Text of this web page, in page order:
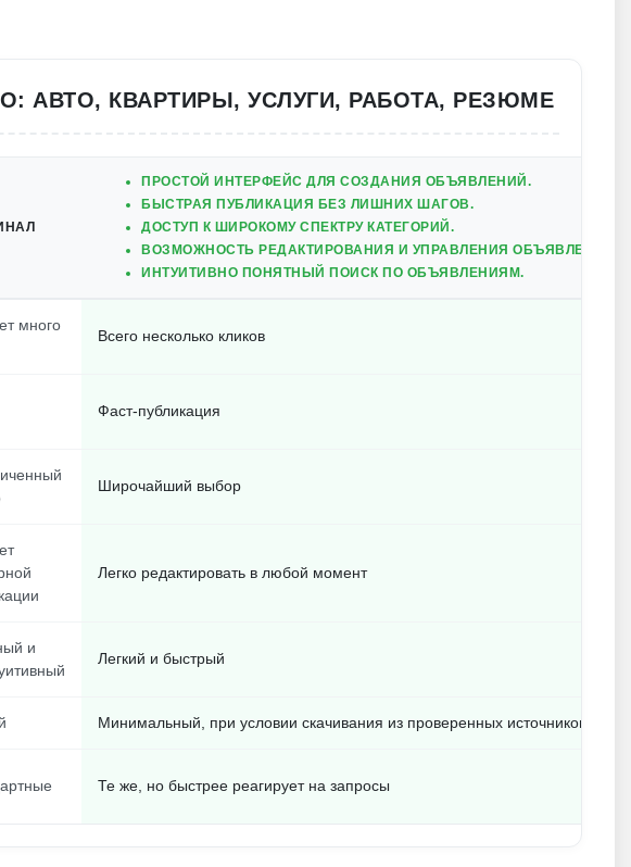
АВТО, КВАРТИРЫ, УСЛУГИ, РАБОТА, РЕЗЮМЕ
ПРОСТОЙ ИНТЕРФЕЙС ДЛЯ СОЗДАНИЯ ОБЪЯВЛЕНИЙ.
БЫСТРАЯ ПУБЛИКАЦИЯ БЕЗ ЛИШНИХ ШАГОВ.
ДОСТУП К ШИРОКОМУ СПЕКТРУ КАТЕГОРИЙ.
ВОЗМОЖНОСТЬ РЕДАКТИРОВАНИЯ И УПРАВЛЕНИЯ
ИНТУИТИВНО ПОНЯТНЫЙ ПОИСК ПО ОБЪЯВЛЕНИЯМ.
много
Всего несколько кликов
Фаст-публикация
Широчайший выбор
Легко редактировать в любой момент
и
Легкий и быстрый
Минимальный, при условии скачивания из проверенных источников
Те же, но быстрее реагирует на запросы